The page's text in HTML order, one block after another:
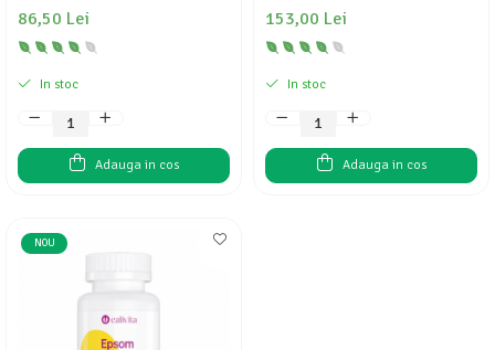
86,50 Lei
In stoc
Adauga in cos
153,00 Lei
In stoc
Adauga in cos
NOU